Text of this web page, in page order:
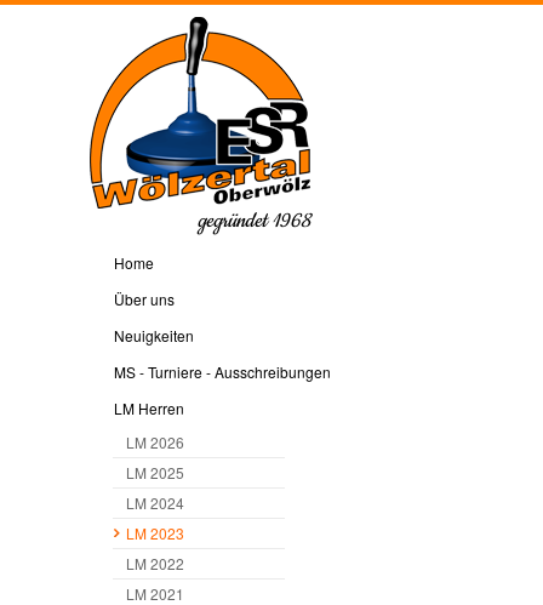
gegründet 1968
Home
Über uns
Neuigkeiten
MS - Turniere - Ausschreibungen
LM Herren
LM 2026
LM 2025
LM 2024
LM 2023
LM 2022
LM 2021